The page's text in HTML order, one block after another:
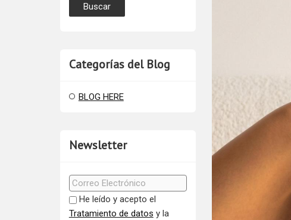
Categorías del Blog
BLOG HERE
Newsletter
He leído y acepto el
Tratamiento de datos y la